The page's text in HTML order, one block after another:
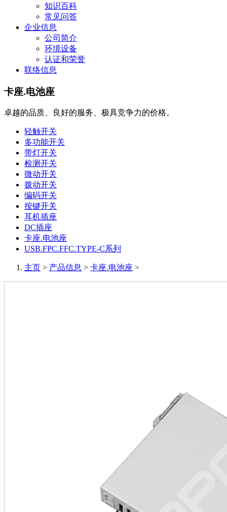
知识百科
常见问答
企业信息
公司简介
环境设备
认证和荣誉
联络信息
卡座.电池座
卓越的品质、良好的服务、极具竞争力的价格。
轻触开关
多功能开关
带灯开关
检测开关
微动开关
拨动开关
编码开关
按键开关
耳机插座
DC插座
卡座.电池座
USB.FPC.FFC.TYPE-C系列
主页 > 产品信息 > 卡座.电池座 >